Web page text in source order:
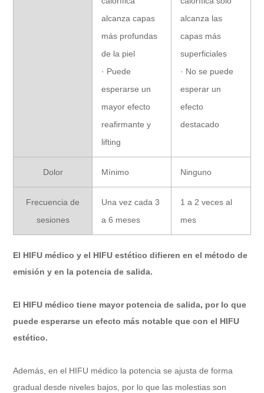
alcanza capas
más profundas
de la piel
· Puede
esperarse un
mayor efecto
reafirmante y
lifting
alcanza las
capas más
superficiales
· No se puede
esperar un
efecto
destacado
Dolor Mínimo Ninguno
Frecuencia de
sesiones
Una vez cada 3
a 6 meses
1 a 2 veces al
mes
El HIFU médico y el HIFU estético difieren en el método de
emisión y en la potencia de salida.
El HIFU médico tiene mayor potencia de salida, por lo que
puede esperarse un efecto más notable que con el HIFU
estético.
Además, en el HIFU médico la potencia se ajusta de forma
gradual desde niveles bajos, por lo que las molestias son